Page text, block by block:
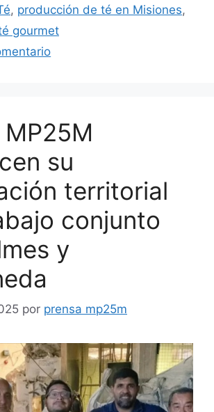
, producción de té en Misiones,
gourmet
su
territorial
conjunto
y
por prensa mp25m